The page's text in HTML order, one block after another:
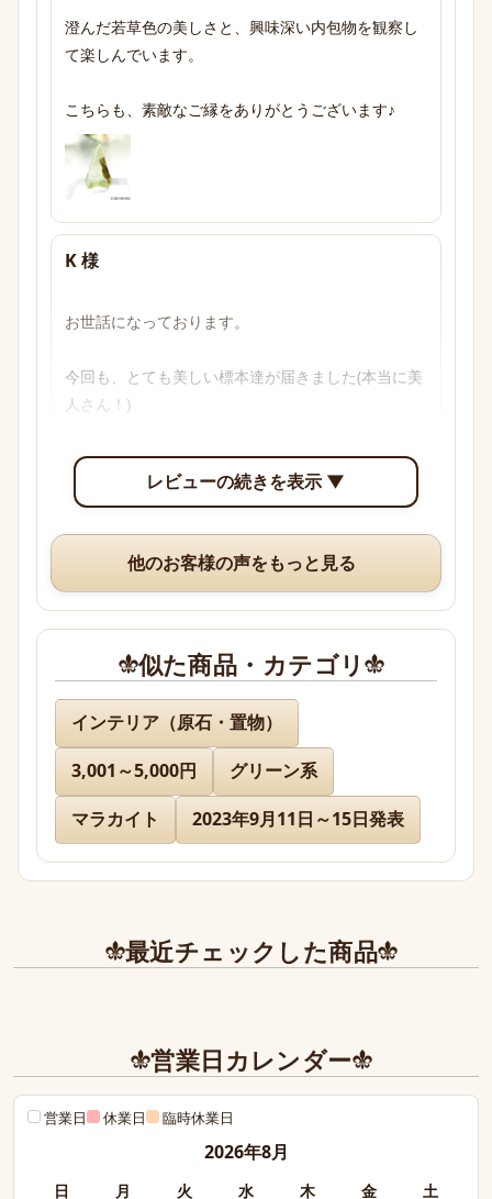
澄んだ若草色の美しさと、興味深い内包物を観察し
て楽しんでいます。
こちらも、素敵なご縁をありがとうございます♪
K 様
お世話になっております。
今回も、とても美しい標本達が届きました(本当に美
人さん！)
透明感のあるブルーからパープル、多色性がはっき
り確認できて眺めていて楽しいです。
いつも、丁寧な梱包や手書きのメッセージ、そして
素敵なオマケまでありがとうございますm(*_ _)m
名無し 様
先日通販を利用させて頂きましたが迅速に対応、お
送り下さりまして有難うございました。
どのお品物も画像で見た以上に美しく、お迎えでき
て本当に嬉しかったです。
封下さり有難うございました！感激致しました。
また今後とも利用させて頂きたく染み入りました。
レビューの続きを表示 ▼
他のお客様の声をもっと見る
似た商品・カテゴリ
インテリア（原石・置物）
3,001～5,000円
グリーン系
マラカイト
2023年9月11日～15日発表
最近チェックした商品
営業日カレンダー
営業日 休業日 臨時休業日
2026年8月
日 月 火 水 木 金
土